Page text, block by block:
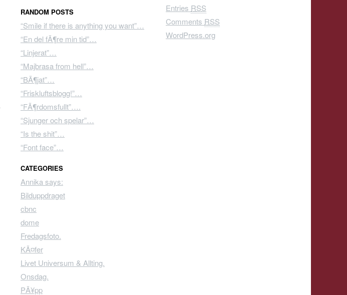
RANDOM POSTS
“Smile if there is anything you want”…
“En del fÃ¶re min tid”…
“Linjerat”…
“Majbrasa from hell”…
“BÃ¶jat”…
“Friskluftsblogg!”…
“FÃ¶rdomsfullt”….
“Sjunger och spelar”…
“Is the shit”…
“Font face”…
CATEGORIES
Annika says:
Bilduppdraget
cbnc
dome
Fredagsfoto.
KÃ¤fer
Livet Universum & Allting.
Onsdag.
PÃ¥pp
Entries RSS
Comments RSS
WordPress.org